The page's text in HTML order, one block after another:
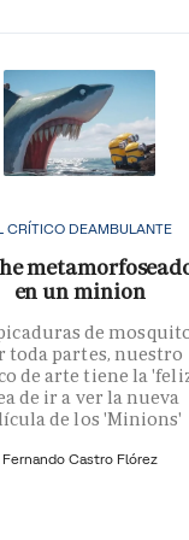
CRÍTICO DEAMBULANTE
en un minion
de
toda partes, nuestro
de arte tiene la
de ir a ver la nueva
de los 'Minions'
Fernando Castro Flórez